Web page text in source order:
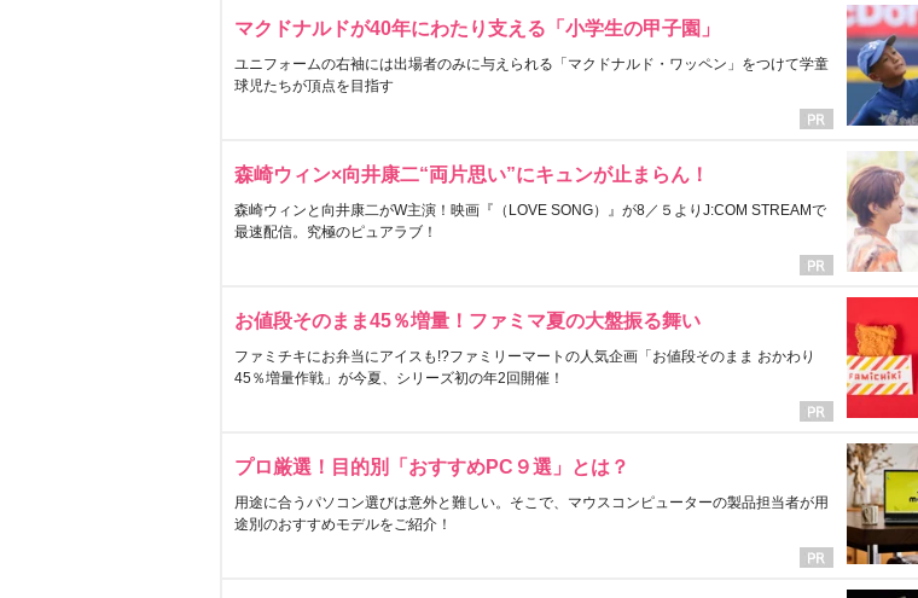
マクドナルドが40年にわたり支える「小学生の甲子園」
ユニフォームの右袖には出場者のみに与えられる「マクドナルド・ワッペン」をつけて学童
球児たちが頂点を目指す
森崎ウィン×向井康二“両片思い”にキュンが止まらん！
森崎ウィンと向井康二がW主演！映画『（LOVE SONG）』が8／５よりJ:COM STREAMで
最速配信。究極のピュアラブ！
お値段そのまま45％増量！ファミマ夏の大盤振る舞い
ファミチキにお弁当にアイスも!?ファミリーマートの人気企画「お値段そのまま おかわり
45％増量作戦」が今夏、シリーズ初の年2回開催！
プロ厳選！目的別「おすすめPC９選」とは？
用途に合うパソコン選びは意外と難しい。そこで、マウスコンピューターの製品担当者が用
途別のおすすめモデルをご紹介！